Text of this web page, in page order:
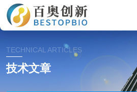
TECHNICAL ARTICLES
技术文章